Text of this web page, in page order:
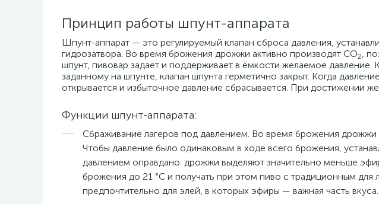
Принцип работы шпунт-аппарата
Шпунт-аппарат — это регулируемый клапан сброса давления,
гидрозатвора. Во время брожения дрожжи активно производят CO2,
шпунт, пивовар задаёт и поддерживает в ёмкости желаемое давление.
заданному на шпунте, клапан шпунта герметично закрыт. Когда
открывается и избыточное давление сбрасывается. При достижении
Функции шпунт-аппарата:
Сбраживание лагеров под давлением. Во время брожения дрожжи
Чтобы давление было одинаковым в ходе всего брожения,
давлением оправдано: дрожжи выделяют значительно меньше
брожения до 21 °С и получать при этом пиво с традиционным для
предпочтительно для элей, в которых эфиры — важная часть вкуса.